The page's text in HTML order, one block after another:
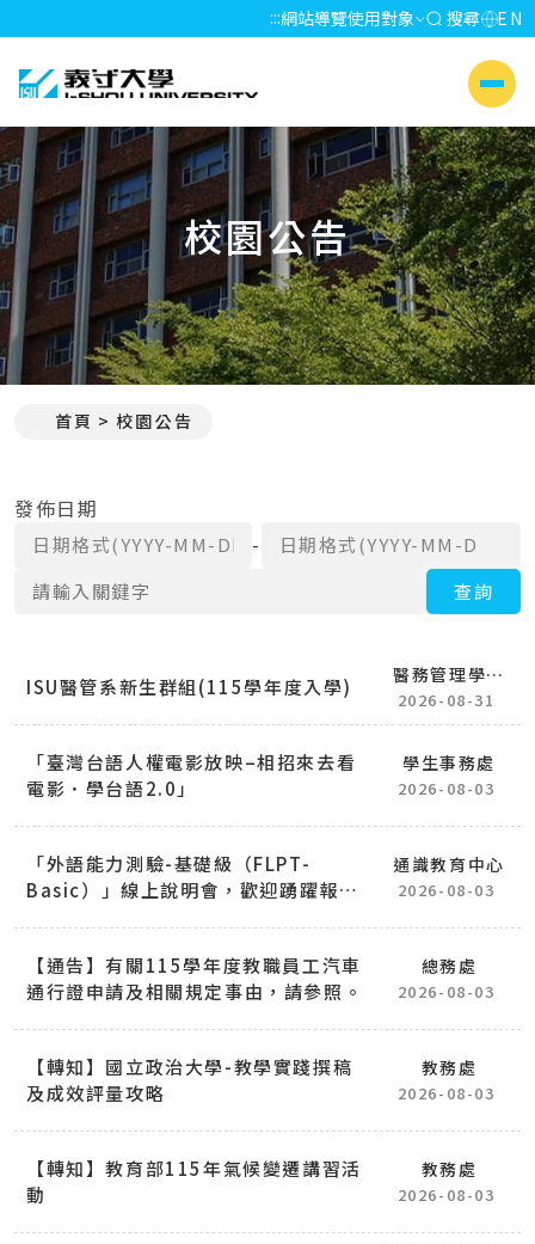
:::網站導覽使用對象 搜尋 EN
義守大學 I-SHOU UNIVERSITY
側選單
校園公告
首頁 校園公告
發佈日期
日期格式(YYYY-MM-DD)- 日期格式(YYYY-MM-DD)
關鍵字 查詢
ISU醫管系新生群組(115學年度入學)
醫務管理學系
(所)
2026-08-31
「臺灣台語人權電影放映–相招來去看
電影．學台語2.0」
學生事務處
2026-08-03
「外語能力測驗-基礎級（FLPT-
Basic）」線上說明會，歡迎踴躍報名
通識教育中心
2026-08-03
【通告】有關115學年度教職員工汽車
通行證申請及相關規定事由，請參照。
總務處
2026-08-03
【轉知】國立政治大學-教學實踐撰稿
及成效評量攻略
教務處
2026-08-03
【轉知】教育部115年氣候變遷講習活
動
教務處
2026-08-03